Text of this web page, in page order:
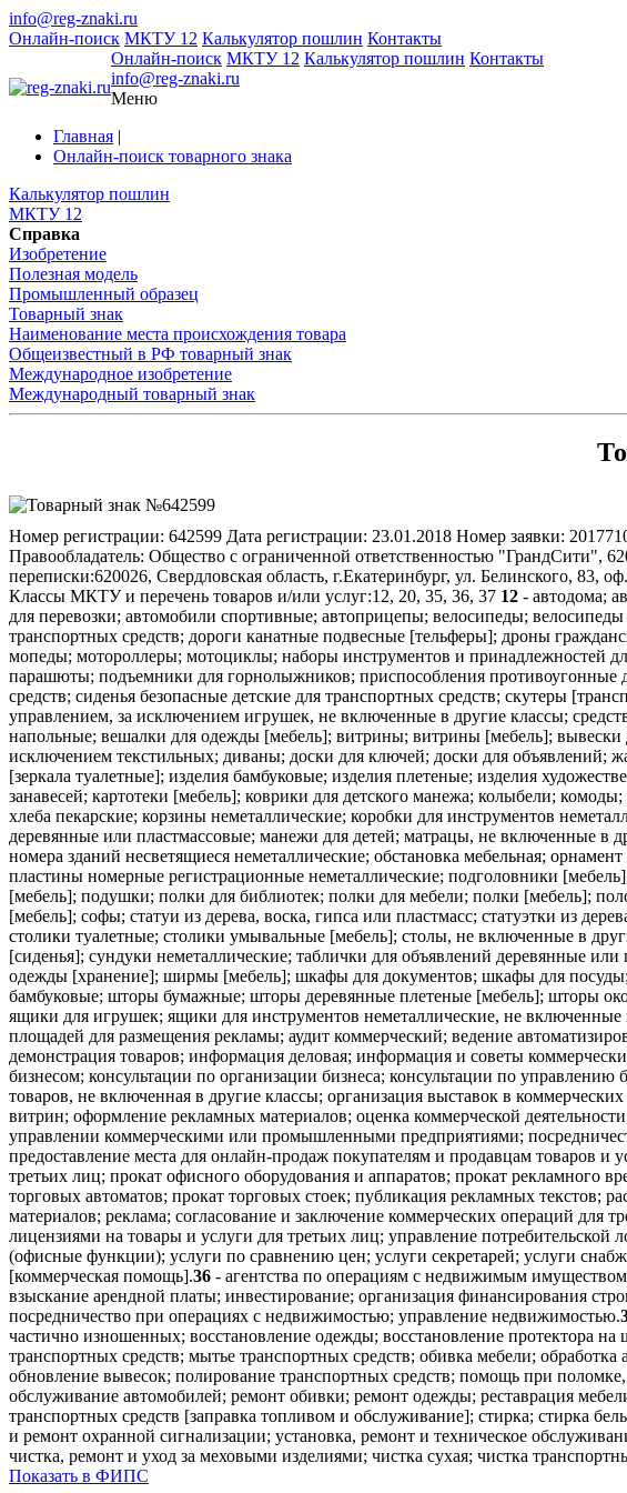
info@reg-znaki.ru
Онлайн-поиск МКТУ 12 Калькулятор пошлин Контакты
Онлайн-поиск МКТУ 12 Калькулятор пошлин Контакты
info@reg-znaki.ru
Меню
Главная |
Онлайн-поиск товарного знака
Калькулятор пошлин
МКТУ 12
Справка
Изобретение
Полезная модель
Промышленный образец
Товарный знак
Наименование места происхождения товара
Общеизвестный в РФ товарный знак
Международное изобретение
Международный товарный знак
Номер регистрации: 642599 Дата регистрации: 23.01.2018 Номер заявки:
Правообладатель: Общество с ограниченной ответственностью "ГрандСити",
переписки:620026, Свердловская область, г.Екатеринбург, ул. Белинского,
Классы МКТУ и перечень товаров и/или услуг:12, 20, 35, 36, 37 12 - автодома;
для перевозки; автомобили спортивные; автоприцепы; велосипеды;
транспортных средств; дороги канатные подвесные [тельферы]; дроны
мопеды; мотороллеры; мотоциклы; наборы инструментов и принадлежностей
парашюты; подъемники для горнолыжников; приспособления противоугонные
средств; сиденья безопасные детские для транспортных средств; скутеры
управлением, за исключением игрушек, не включенные в другие классы;
напольные; вешалки для одежды [мебель]; витрины; витрины [мебель]; вывески
исключением текстильных; диваны; доски для ключей; доски для объявлений;
[зеркала туалетные]; изделия бамбуковые; изделия плетеные; изделия
занавесей; картотеки [мебель]; коврики для детского манежа; колыбели;
хлеба пекарские; корзины неметаллические; коробки для инструментов
деревянные или пластмассовые; манежи для детей; матрацы, не включенные в
номера зданий несветящиеся неметаллические; обстановка мебельная;
пластины номерные регистрационные неметаллические; подголовники
[мебель]; подушки; полки для библиотек; полки для мебели; полки [мебель];
[мебель]; софы; статуи из дерева, воска, гипса или пластмасс; статуэтки из
столики туалетные; столики умывальные [мебель]; столы, не включенные в
[сиденья]; сундуки неметаллические; таблички для объявлений деревянные
одежды [хранение]; ширмы [мебель]; шкафы для документов; шкафы для
бамбуковые; шторы бумажные; шторы деревянные плетеные [мебель]; шторы
ящики для игрушек; ящики для инструментов неметаллические, не включенные
площадей для размещения рекламы; аудит коммерческий; ведение
демонстрация товаров; информация деловая; информация и советы
бизнесом; консультации по организации бизнеса; консультации по
товаров, не включенная в другие классы; организация выставок в
витрин; оформление рекламных материалов; оценка коммерческой
управлении коммерческими или промышленными предприятиями;
предоставление места для онлайн-продаж покупателям и продавцам товаров
третьих лиц; прокат офисного оборудования и аппаратов; прокат рекламного
торговых автоматов; прокат торговых стоек; публикация рекламных текстов;
материалов; реклама; согласование и заключение коммерческих операций для
лицензиями на товары и услуги для третьих лиц; управление
(офисные функции); услуги по сравнению цен; услуги секретарей; услуги
[коммерческая помощь].36 - агентства по операциям с недвижимым
взыскание арендной платы; инвестирование; организация финансирования
посредничество при операциях с недвижимостью; управление недвижимостью.
частично изношенных; восстановление одежды; восстановление протектора
транспортных средств; мытье транспортных средств; обивка мебели;
обновление вывесок; полирование транспортных средств; помощь при
обслуживание автомобилей; ремонт обивки; ремонт одежды; реставрация
транспортных средств [заправка топливом и обслуживание]; стирка; стирка
и ремонт охранной сигнализации; установка, ремонт и техническое
чистка, ремонт и уход за меховыми изделиями; чистка сухая; чистка
Показать в ФИПС